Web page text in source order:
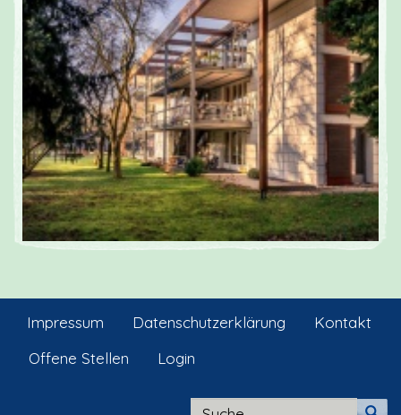
Impressum Datenschutzerklärung
Kontakt
Offene Stellen
Login